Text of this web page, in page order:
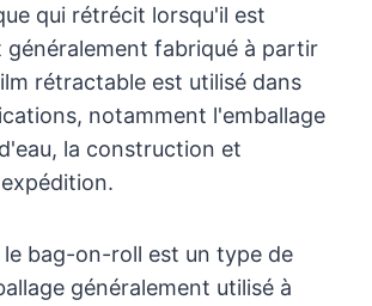
qui rétrécit lorsqu'il est
généralement fabriqué à partir
rétractable est utilisé dans
notamment l'emballage
la construction et
bag-on-roll est un type de
généralement utilisé à